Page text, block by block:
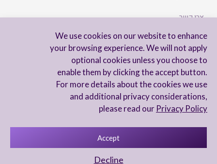
We use cookies on our website to enhance
your browsing experience. We will not apply
optional cookies unless you choose to
enable them by clicking the accept button.
For more details about the cookies we use
and additional privacy considerations,
please read our Privacy Policy
Accept
Decline
צרו קשר
הישארו מעודכנים
מדיניות פרטיות הצהרת נגישות
UI Irit Shani Design